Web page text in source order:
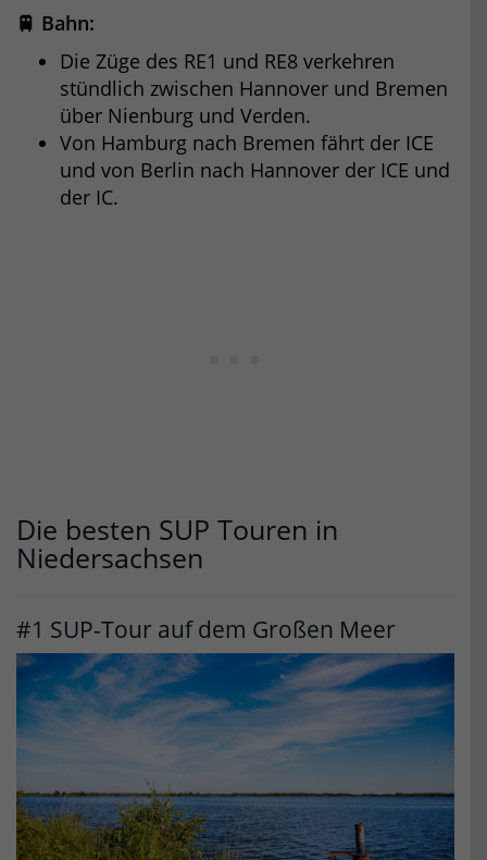
🚆 Bahn:
Die Züge des RE1 und RE8 verkehren
stündlich zwischen Hannover und Bremen
über Nienburg und Verden.
Von Hamburg nach Bremen fährt der ICE
und von Berlin nach Hannover der ICE und
der IC.
Die besten SUP Touren in
Niedersachsen
#1 SUP-Tour auf dem Großen Meer